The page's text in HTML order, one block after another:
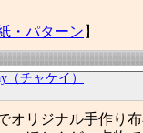
・パターン 】
（チャケイ）
オリジナル手作り